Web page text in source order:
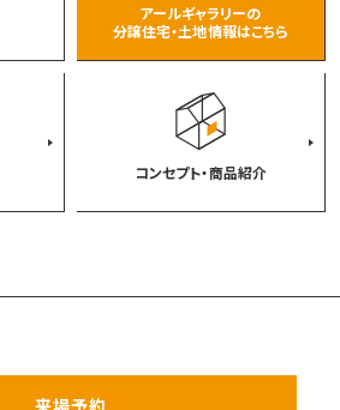
アールギャラリーの
分譲住宅・土地情報はこちら
コンセプト・商品紹介
来場予約